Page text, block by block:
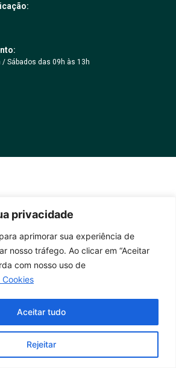
privacidade
aprimorar sua experiência de
nosso tráfego. Ao clicar em “Aceitar
com nosso uso de
Cookies
Rejeitar
Aceitar tudo
/ Sábados das 09h às 13h